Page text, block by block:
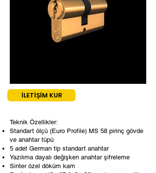
İLETİŞİM KUR
Teknik Özellikler:
Standart ölçü (Euro Profile) MS 58 pirinç gövde
ve anahtar tüpü
5 adet German tip standart anahtar
Yazılıma dayalı değişken anahtar şifreleme
Sinter özel döküm kam